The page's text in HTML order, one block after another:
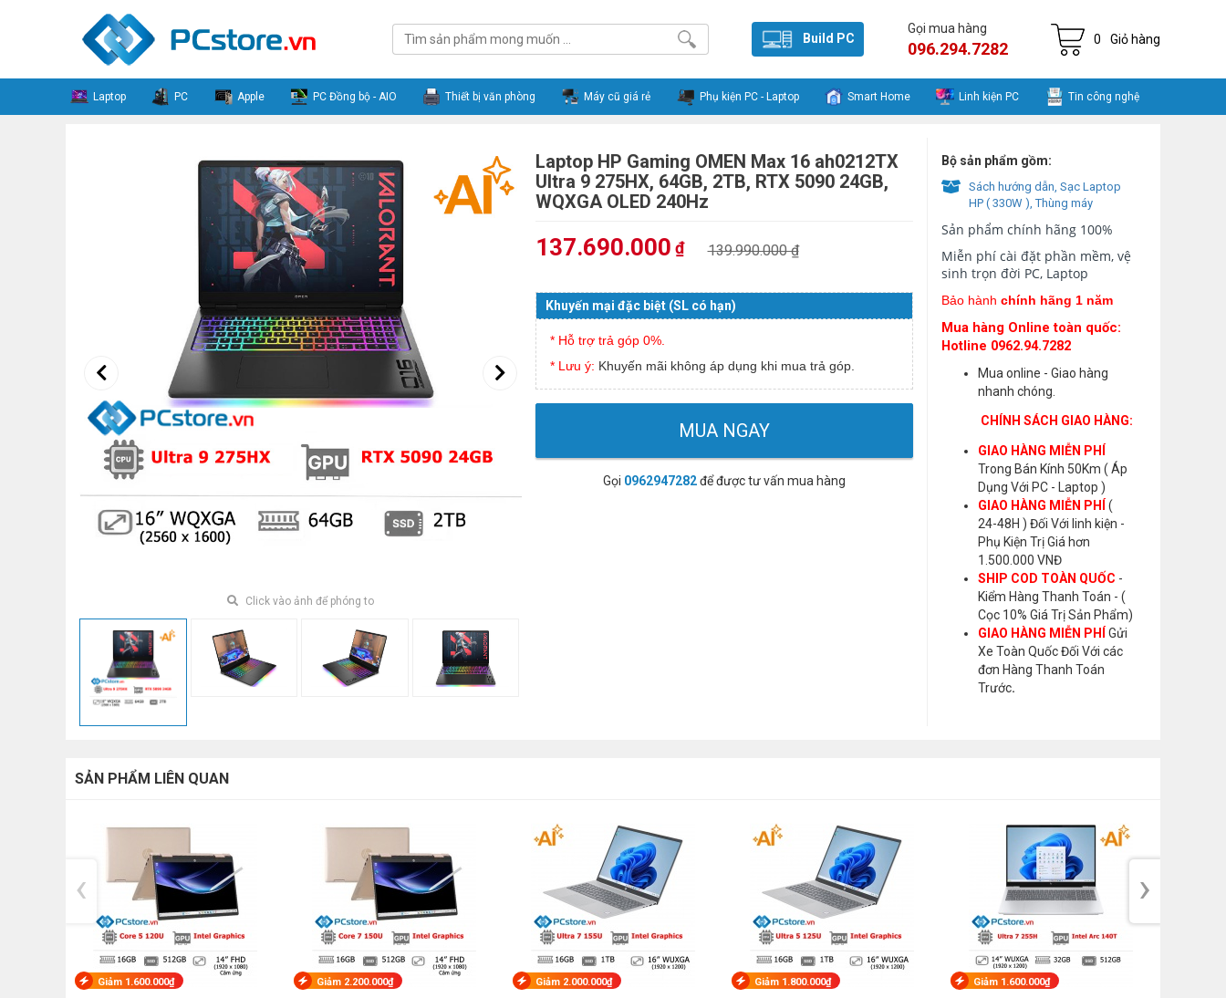
Build PC
Gọi mua hàng
096.294.7282 0 Giỏ hàng
Laptop PC Apple PC Đồng bộ - AIO Thiết bị văn phòng Máy cũ giá rẻ Phụ kiện PC - Laptop Smart Home Linh kiện PC Tin công nghệ
Click vào ảnh để phóng to
Laptop HP Gaming OMEN Max 16 ah0212TX
Ultra 9 275HX, 64GB, 2TB, RTX 5090 24GB,
WQXGA OLED 240Hz
137.690.000 ₫ 139.990.000 ₫
Khuyến mại đặc biệt (SL có hạn)
* Hỗ trợ trả góp 0%.
* Lưu ý: Khuyến mãi không áp dụng khi mua trả góp.
MUA NGAY
Gọi 0962947282để được tư vấn mua hàng
Bộ sản phẩm gồm:
Sách hướng dẫn, Sạc Laptop
HP ( 330W ), Thùng máy
Sản phẩm chính hãng 100%
Miễn phí cài đặt phần mềm, vệ
sinh trọn đời PC, Laptop
Bảo hành chính hãng 1 năm
Mua hàng Online toàn quốc:
Hotline 0962.94.7282
Mua online - Giao hàng
nhanh chóng.
CHÍNH SÁCH GIAO HÀNG:
GIAO HÀNG MIỄN PHÍ
Trong Bán Kính 50Km ( Áp
Dụng Với PC - Laptop )
GIAO HÀNG MIỄN PHÍ
(
24-48H ) Đối Với linh kiện -
Phụ Kiện Trị Giá hơn
1.500.000 VNĐ
SHIP COD TOÀN QUỐC -
Kiểm Hàng Thanh Toán - (
Cọc 10% Giá Trị Sản Phẩm)
GIAO HÀNG MIỄN PHÍ
Gửi
Xe Toàn Quốc Đối Với các
đơn Hàng Thanh Toán
Trước.
SẢN PHẨM LIÊN QUAN
Giảm 1.600.000₫ Giảm 2.200.000₫ Giảm 2.000.000₫ Giảm 1.800.000₫ Giảm 1.600.000₫
‹ ›